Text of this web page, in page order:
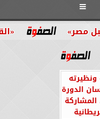

«القومي
ونظيرته
الدورة
المشاركة